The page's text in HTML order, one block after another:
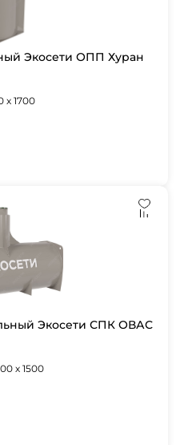
Экосети ОПП Хуран
х 1700
Экосети СПК ОВАС
х 1500